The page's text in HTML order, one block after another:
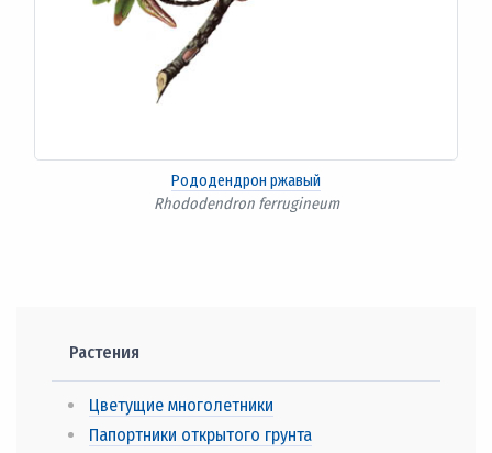
Рододендрон ржавый
Rhododendron ferrugineum
Растения
Цветущие многолетники
Папортники открытого грунта